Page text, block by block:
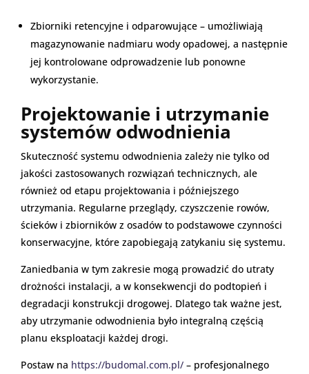
Zbiorniki retencyjne i odparowujące – umożliwiają
magazynowanie nadmiaru wody opadowej, a następnie
jej kontrolowane odprowadzenie lub ponowne
wykorzystanie.
Projektowanie i utrzymanie
systemów odwodnienia
Skuteczność systemu odwodnienia zależy nie tylko od
jakości zastosowanych rozwiązań technicznych, ale
również od etapu projektowania i późniejszego
utrzymania. Regularne przeglądy, czyszczenie rowów,
ścieków i zbiorników z osadów to podstawowe czynności
konserwacyjne, które zapobiegają zatykaniu się systemu.
Zaniedbania w tym zakresie mogą prowadzić do utraty
drożności instalacji, a w konsekwencji do podtopień i
degradacji konstrukcji drogowej. Dlatego tak ważne jest,
aby utrzymanie odwodnienia było integralną częścią
planu eksploatacji każdej drogi.
Postaw na https://budomal.com.pl/ – profesjonalnego